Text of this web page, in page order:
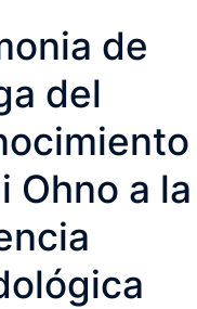
de
del
Ohno a la